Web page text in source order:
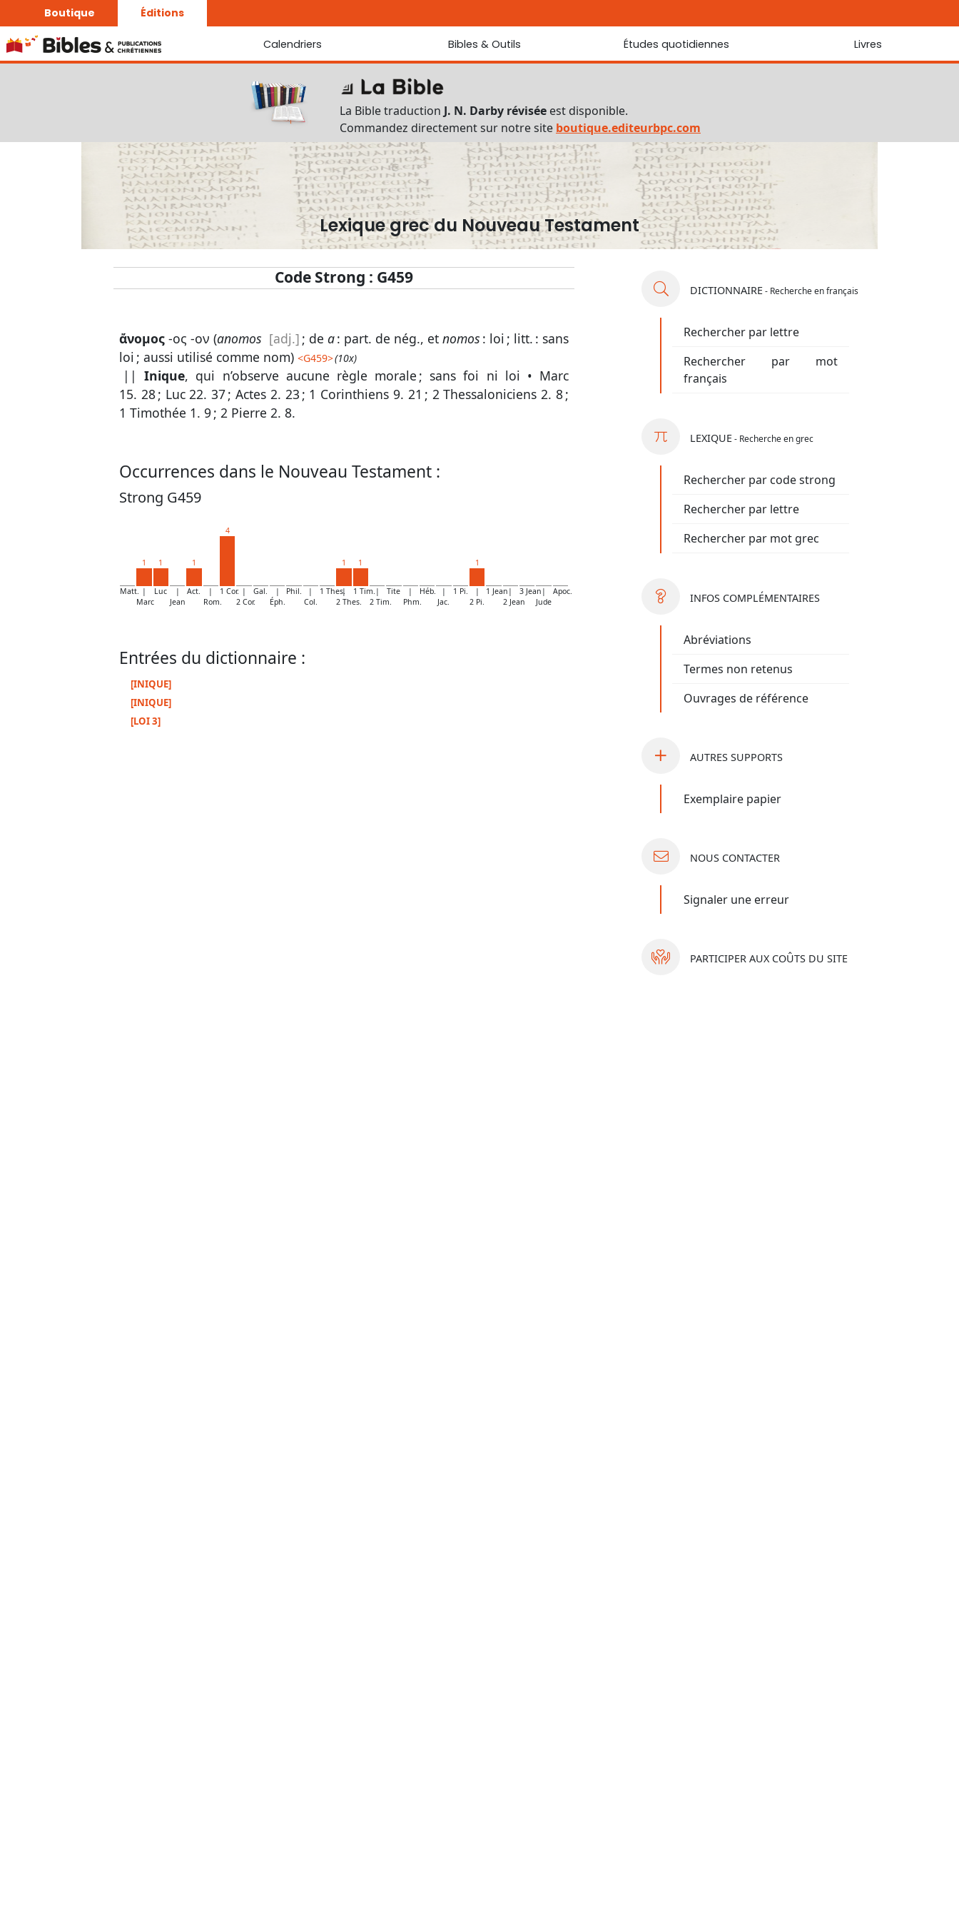
Boutique Éditions
Calendriers
La Bonne Semence
Le Seigneur est proche
Bibles & Outils
Bibles
Traduction J. N. Darby révisée
Traduction J. N. Darby
Ancien Testament interlinéaire
Nouveau Testament interlinéaire
Outils
Dictionnaire français du Nouveau Testament
Lexique grec du Nouveau Testament
Questionnaire de connaissances du Nouveau Testament
Téléchargements
Études quotidiennes Livres
La Bible traduction J. N. Darby révisée est disponible.
Commandez directement sur notre site boutique.editeurbpc.com
Lexique grec du Nouveau Testament
Code Strong : G459
ἄνομος -ος -ον (anomos [adj.] ; de a: part. de nég., et nomos : loi ; litt. : sans
loi ; aussi utilisé comme nom) <G459>(10x)
||Inique, qui n’observe aucune règle morale ; sans foi ni loi • Marc
15. 28; Luc 22. 37;Actes 2. 23 ; 1 Corinthiens 9. 21 ; 2 Thessaloniciens 2. 8;
1 Timothée 1. 9; 2 Pierre 2. 8.
Occurrences dans le Nouveau Testament :
Strong G459
Matt.
1
|
Marc
1
Luc
|
Jean
1
Act.
|
Rom.
4
1 Cor. |
2 Cor.
Gal.
|
Éph.
Phil.
|
Col.
1 Thes.
1
|
2 Thes.
1
1 Tim. |
2 Tim.
Tite
|
Phm.
Héb.
|
Jac.
1 Pi.
1
|
2 Pi.
1 Jean |
2 Jean
3 Jean |
Jude
Apoc.
Entrées du dictionnaire :
[INIQUE]
[INIQUE]
[LOI 3]
DICTIONNAIRE- Recherche en français
Rechercher par lettre
Rechercher par mot
français
LEXIQUE- Recherche en grec
Rechercher par code strong
Rechercher par lettre
Rechercher par mot grec
INFOS COMPLÉMENTAIRES
Abréviations
Termes non retenus
Ouvrages de référence
AUTRES SUPPORTS
Exemplaire papier
NOUS CONTACTER
Signaler une erreur
PARTICIPER AUX COÛTS DU SITE